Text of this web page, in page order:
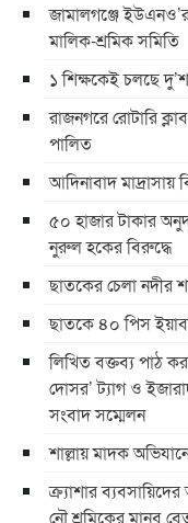
জামালগঞ্জে
মালিক-শ্রমিক সমিতি
১ শিক্ষকেই চলছে দু’শ
রাজনগরে রোটারি
পালিত
আদিনাবাদ মাদ্রাসায়
৫০ হাজার টাকার
নুরুল হকের বিরুদ্ধে
ছাতকের চেলা নদীর
ছাতকে ৪০ পিস
লিখিত বক্তব্য পাঠ
দোসর’ ট্যাগ ও
সংবাদ সম্মেলন
শাল্লায় মাদক
ক্র্যাশার
নৌ শ্রমিকের মানব